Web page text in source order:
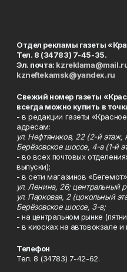
Отдел рекламы газеты
Тел. 8 (34783) 7-45-35.
Эл. почта:
kzneftekamsk@yandex.ru
Свежий номер газеты
всегда можно купить в
- в редакции газеты
адресам:
ул. Нефтяников, 22 (2-й этаж,
Берёзовское шоссе, 4-а (1-й
- во всех почтовых
выпуски);
- в сети магазинов
ул. Ленина, 26; центральный
ул. Парковая, 2 (цокольный
Берёзовское шоссе, 3-в;
- на центральном рынке
- в киосках на автовокзале
Телефон
Тел. 8 (34783) 7-42-62.